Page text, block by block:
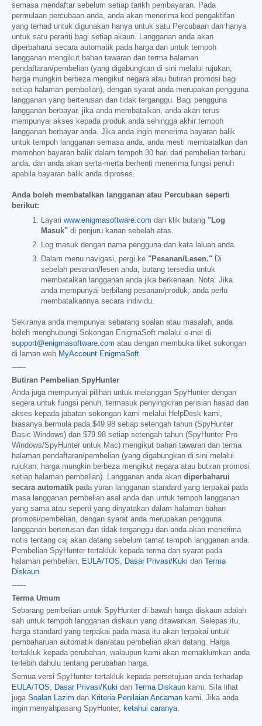
semasa mendaftar sebelum setiap tarikh pembayaran. Pada
permulaan percubaan anda, anda akan menerima kod pengaktifan
yang terhad untuk digunakan hanya untuk satu Percubaan dan hanya
untuk satu peranti bagi setiap akaun. Langganan anda akan
diperbaharui secara automatik pada harga dan untuk tempoh
langganan mengikut bahan tawaran dan terma halaman
pendaftaran/pembelian (yang digabungkan di sini melalui rujukan;
harga mungkin berbeza mengikut negara atau butiran promosi bagi
setiap halaman pembelian), dengan syarat anda merupakan pengguna
langganan yang berterusan dan tidak terganggu. Bagi pengguna
langganan berbayar, jika anda membatalkan, anda akan terus
mempunyai akses kepada produk anda sehingga akhir tempoh
langganan berbayar anda. Jika anda ingin menerima bayaran balik
untuk tempoh langganan semasa anda, anda mesti membatalkan dan
memohon bayaran balik dalam tempoh 30 hari dari pembelian terbaru
anda, dan anda akan serta-merta berhenti menerima fungsi penuh
apabila bayaran balik anda diproses.
Anda boleh membatalkan langganan atau Percubaan seperti
berikut:
Layari www.enigmasoftware.com dan klik butang "Log
Masuk" di penjuru kanan sebelah atas.
Log masuk dengan nama pengguna dan kata laluan anda.
Dalam menu navigasi, pergi ke "Pesanan/Lesen." Di
sebelah pesanan/lesen anda, butang tersedia untuk
membatalkan langganan anda jika berkenaan. Nota: Jika
anda mempunyai berbilang pesanan/produk, anda perlu
membatalkannya secara individu.
Sekiranya anda mempunyai sebarang soalan atau masalah, anda
boleh menghubungi Sokongan EnigmaSoft melalui e-mel di
support@enigmasoftware.com atau dengan membuka tiket sokongan
di laman web MyAccount EnigmaSoft.
------
Butiran Pembelian SpyHunter
Anda juga mempunyai pilihan untuk melanggan SpyHunter dengan
segera untuk fungsi penuh, termasuk penyingkiran perisian hasad dan
akses kepada jabatan sokongan kami melalui HelpDesk kami,
biasanya bermula pada $49.98 setiap setengah tahun (SpyHunter
Basic Windows) dan $79.98 setiap setengah tahun (SpyHunter Pro
Windows/SpyHunter untuk Mac) mengikut bahan tawaran dan terma
halaman pendaftaran/pembelian (yang digabungkan di sini melalui
rujukan; harga mungkin berbeza mengikut negara atau butiran promosi
setiap halaman pembelian). Langganan anda akan diperbaharui
secara automatik pada yuran langganan standard yang terpakai pada
masa langganan pembelian asal anda dan untuk tempoh langganan
yang sama atau seperti yang dinyatakan dalam halaman bahan
promosi/pembelian, dengan syarat anda merupakan pengguna
langganan berterusan dan tidak terganggu dan anda akan menerima
notis tentang caj akan datang sebelum tamat tempoh langganan anda.
Pembelian SpyHunter tertakluk kepada terma dan syarat pada
halaman pembelian, EULA/TOS, Dasar Privasi/Kuki dan
Terma
Diskaun.
------
Terma Umum
Sebarang pembelian untuk SpyHunter di bawah harga diskaun adalah
sah untuk tempoh langganan diskaun yang ditawarkan. Selepas itu,
harga standard yang terpakai pada masa itu akan terpakai untuk
pembaharuan automatik dan/atau pembelian akan datang. Harga
tertakluk kepada perubahan, walaupun kami akan memaklumkan anda
terlebih dahulu tentang perubahan harga.
Semua versi SpyHunter tertakluk kepada persetujuan anda terhadap
EULA/TOS, Dasar Privasi/Kuki dan Terma Diskaun kami. Sila lihat
juga Soalan Lazim dan Kriteria Penilaian Ancaman kami. Jika anda
ingin menyahpasang SpyHunter, ketahui caranya.